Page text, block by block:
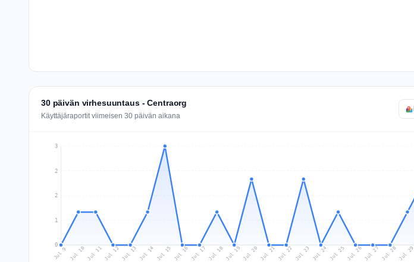
30 päivän virhesuuntaus - Centraorg
Käyttäjäraportit viimeisen 30 päivän aikana
0
1
2
2
3
Jul 9 Jul 10 Jul 11Jul 12Jul 13 Jul 14 Jul 15 Jul 16 Jul 17 Jul 18Jul 19 Jul 20 Jul 21 Jul 22 Jul 23 Jul 24 Jul 25 Jul 26Jul 27 Jul 28Jul 29